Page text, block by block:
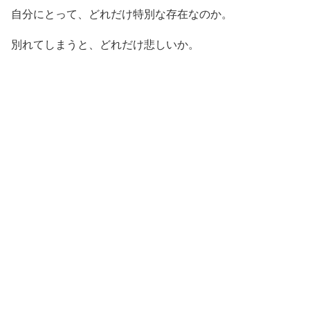
自分にとって、どれだけ特別な存在なのか。
別れてしまうと、どれだけ悲しいか。